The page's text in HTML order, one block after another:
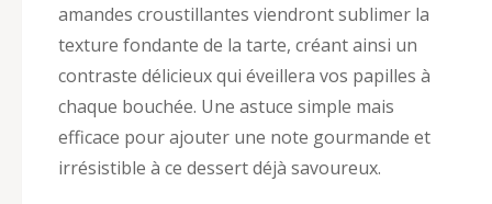
amandes croustillantes viendront sublimer la
texture fondante de la tarte, créant ainsi un
contraste délicieux qui éveillera vos papilles à
chaque bouchée. Une astuce simple mais
efficace pour ajouter une note gourmande et
irrésistible à ce dessert déjà savoureux.